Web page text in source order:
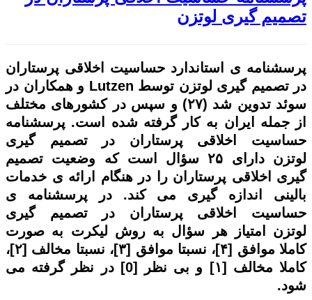
تصمیم گیری لوتزن
پرسشنامه ی استاندارد حساسیت اخلاقی پرستاران
در تصمیم گیری لوتزن توسط
و همکاران در
سوئد تدوین شد (
۲۷) و سپس در کشورهای مختلف
از جمله ایران به کار گرفته شده است. پرسشنامه
حساسیت اخلاقی پرستاران در تصمیم گیری
لوتزن
دارای ۲۵ سؤال است که وضعیت تصمیم
گیری اخلاقی پرستاران را در هنگام ارائه ی خدمات
بالینی اندازه گیری می کند. در پرسشنامه ی
حساسیت اخلاقی پرستاران در تصمیم گیری
لوتزن
امتیاز هر سؤال به روش لیکرت به صورت
کاملا موافق [۴]
، نسبتا موافق [۳] ، نسبتا مخالف [۲] ،
کاملا مخالف [۱]
و بی نظر [0] در نظر گرفته می
شود.